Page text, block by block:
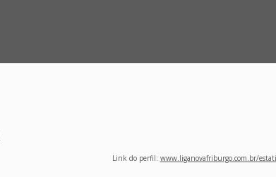
Link do perfil: www.liganovafriburgo.com.br/